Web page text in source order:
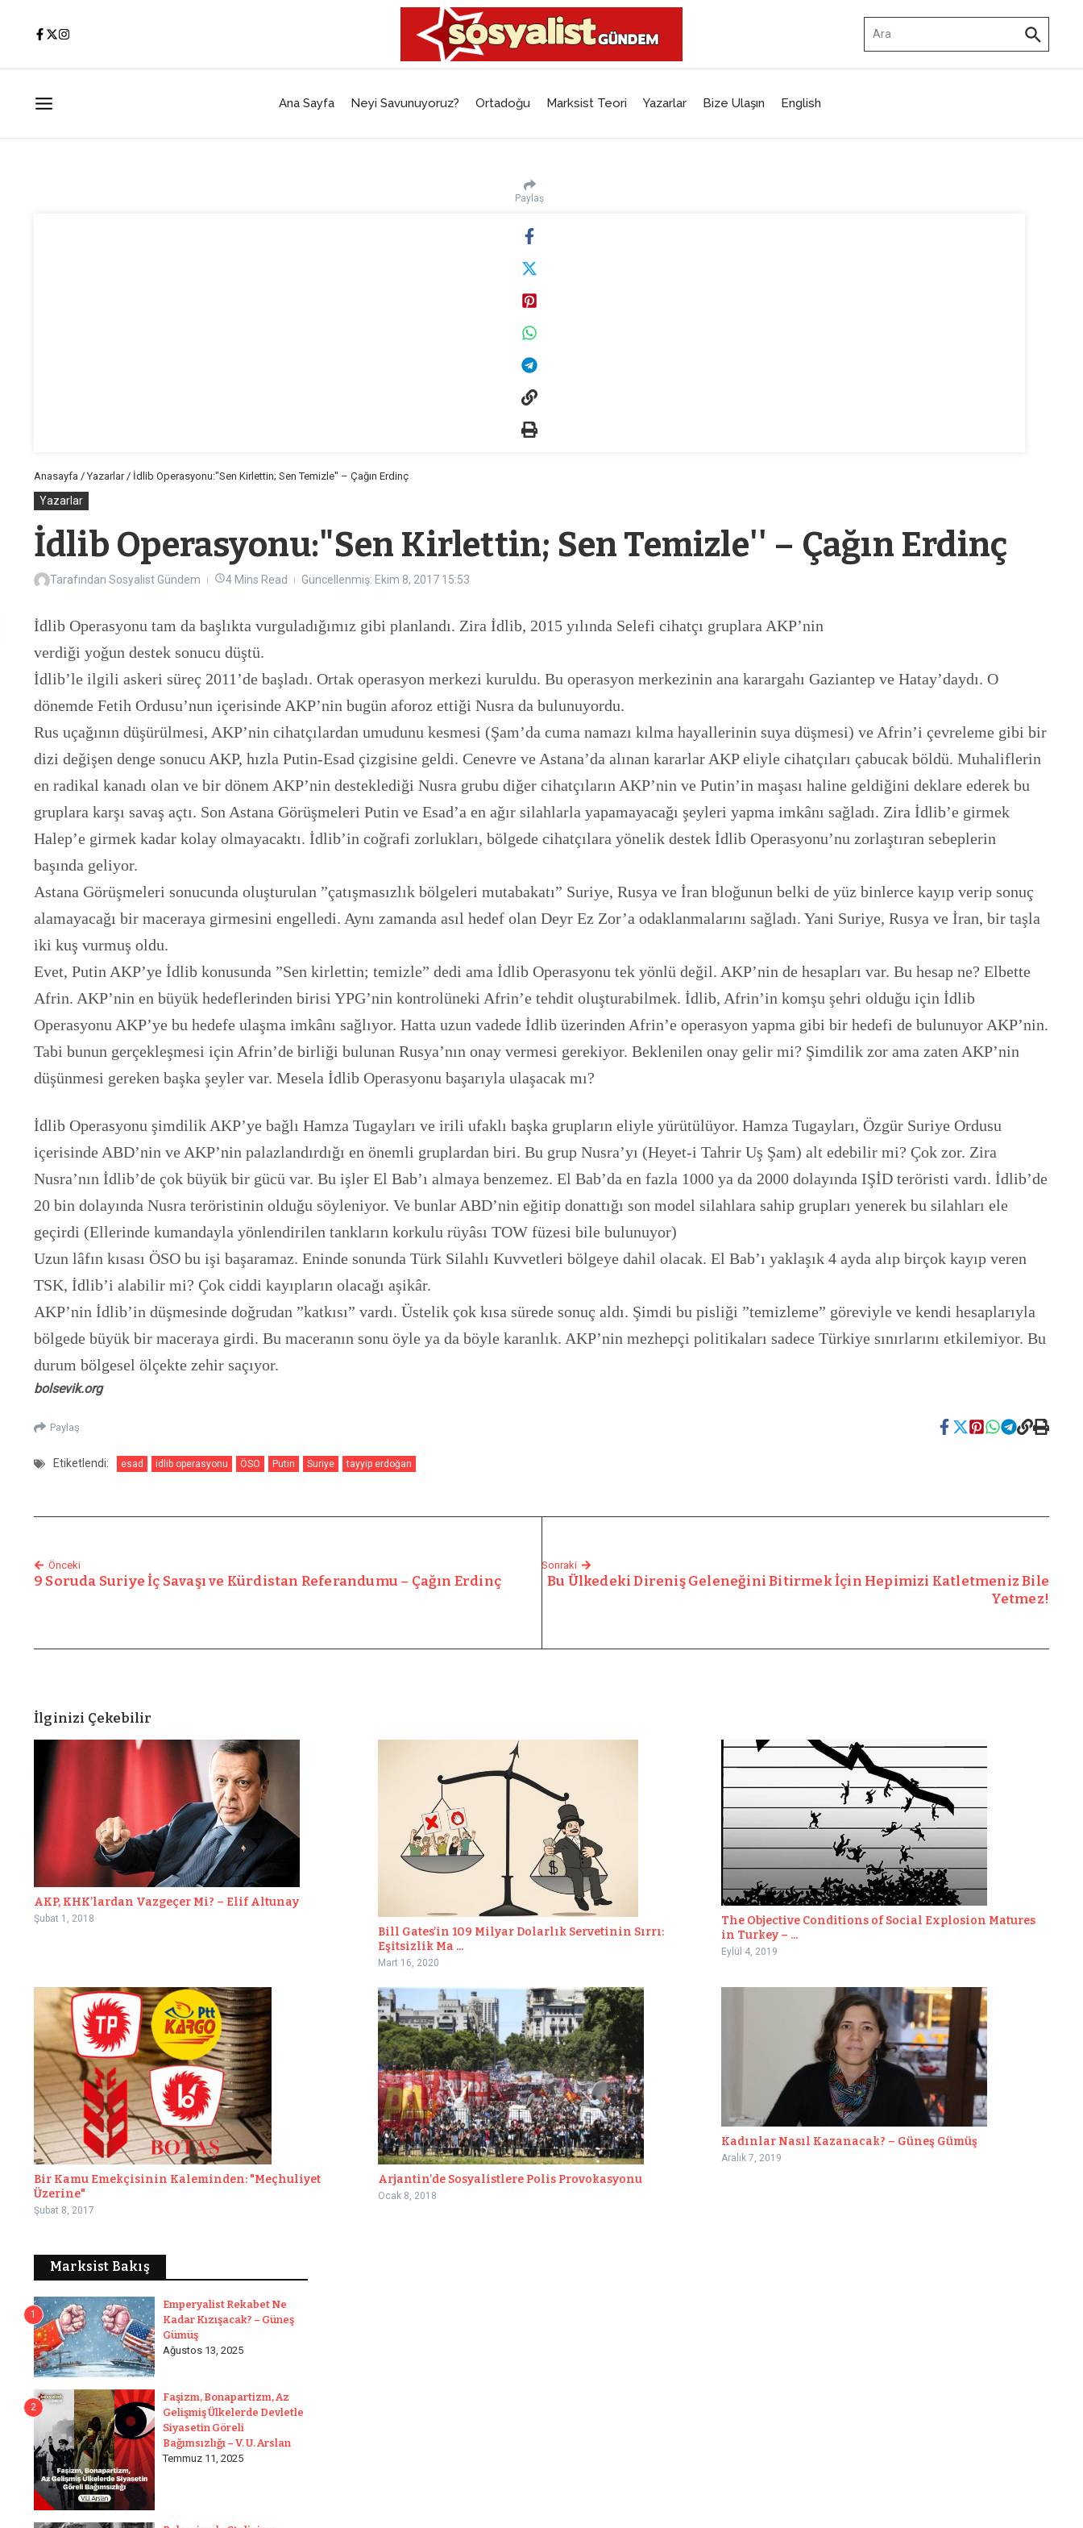
Ana Sayfa Neyi Savunuyoruz? Ortadoğu Marksist Teori Yazarlar Bize Ulaşın English
Paylaş
Anasayfa /Yazarlar/ İdlib Operasyonu:"Sen Kirlettin; Sen Temizle'' – Çağın Erdinç
Yazarlar
İdlib Operasyonu:"Sen Kirlettin; Sen Temizle'' – Çağın Erdinç
Tarafından Sosyalist Gündem 4 Mins Read Güncellenmiş: Ekim 8, 2017 15:53
İdlib Operasyonu tam da başlıkta vurguladığımız gibi planlandı. Zira İdlib, 2015 yılında Selefi cihatçı gruplara AKP’nin
verdiği yoğun destek sonucu düştü.
İdlib’le ilgili askeri süreç 2011’de başladı. Ortak operasyon merkezi kuruldu. Bu operasyon merkezinin ana karargahı Gaziantep ve Hatay’daydı. O
dönemde Fetih Ordusu’nun içerisinde AKP’nin bugün aforoz ettiği Nusra da bulunuyordu.
Rus uçağının düşürülmesi, AKP’nin cihatçılardan umudunu kesmesi (Şam’da cuma namazı kılma hayallerinin suya düşmesi) ve Afrin’i çevreleme gibi bir
dizi değişen denge sonucu AKP, hızla Putin-Esad çizgisine geldi. Cenevre ve Astana’da alınan kararlar AKP eliyle cihatçıları çabucak böldü. Muhaliflerin
en radikal kanadı olan ve bir dönem AKP’nin desteklediği Nusra grubu diğer cihatçıların AKP’nin ve Putin’in maşası haline geldiğini deklare ederek bu
gruplara karşı savaş açtı. Son Astana Görüşmeleri Putin ve Esad’a en ağır silahlarla yapamayacağı şeyleri yapma imkânı sağladı. Zira İdlib’e girmek
Halep’e girmek kadar kolay olmayacaktı. İdlib’in coğrafi zorlukları, bölgede cihatçılara yönelik destek İdlib Operasyonu’nu zorlaştıran sebeplerin
başında geliyor.
Astana Görüşmeleri sonucunda oluşturulan ”çatışmasızlık bölgeleri mutabakatı” Suriye, Rusya ve İran bloğunun belki de yüz binlerce kayıp verip sonuç
alamayacağı bir maceraya girmesini engelledi. Aynı zamanda asıl hedef olan Deyr Ez Zor’a odaklanmalarını sağladı. Yani Suriye, Rusya ve İran, bir taşla
iki kuş vurmuş oldu.
Evet, Putin AKP’ye İdlib konusunda ”Sen kirlettin; temizle” dedi ama İdlib Operasyonu tek yönlü değil. AKP’nin de hesapları var. Bu hesap ne? Elbette
Afrin. AKP’nin en büyük hedeflerinden birisi YPG’nin kontrolüneki Afrin’e tehdit oluşturabilmek. İdlib, Afrin’in komşu şehri olduğu için İdlib
Operasyonu AKP’ye bu hedefe ulaşma imkânı sağlıyor. Hatta uzun vadede İdlib üzerinden Afrin’e operasyon yapma gibi bir hedefi de bulunuyor AKP’nin.
Tabi bunun gerçekleşmesi için Afrin’de birliği bulunan Rusya’nın onay vermesi gerekiyor. Beklenilen onay gelir mi? Şimdilik zor ama zaten AKP’nin
düşünmesi gereken başka şeyler var. Mesela İdlib Operasyonu başarıyla ulaşacak mı?
İdlib Operasyonu şimdilik AKP’ye bağlı Hamza Tugayları ve irili ufaklı başka grupların eliyle yürütülüyor. Hamza Tugayları, Özgür Suriye Ordusu
içerisinde ABD’nin ve AKP’nin palazlandırdığı en önemli gruplardan biri. Bu grup Nusra’yı (Heyet-i Tahrir Uş Şam) alt edebilir mi? Çok zor. Zira
Nusra’nın İdlib’de çok büyük bir gücü var. Bu işler El Bab’ı almaya benzemez. El Bab’da en fazla 1000 ya da 2000 dolayında IŞİD teröristi vardı. İdlib’de
20 bin dolayında Nusra teröristinin olduğu söyleniyor. Ve bunlar ABD’nin eğitip donattığı son model silahlara sahip grupları yenerek bu silahları ele
geçirdi (Ellerinde kumandayla yönlendirilen tankların korkulu rüyâsı TOW füzesi bile bulunuyor)
Uzun lâfın kısası ÖSO bu işi başaramaz. Eninde sonunda Türk Silahlı Kuvvetleri bölgeye dahil olacak. El Bab’ı yaklaşık 4 ayda alıp birçok kayıp veren
TSK, İdlib’i alabilir mi? Çok ciddi kayıpların olacağı aşikâr.
AKP’nin İdlib’in düşmesinde doğrudan ”katkısı” vardı. Üstelik çok kısa sürede sonuç aldı. Şimdi bu pisliği ”temizleme” göreviyle ve kendi hesaplarıyla
bölgede büyük bir maceraya girdi. Bu maceranın sonu öyle ya da böyle karanlık. AKP’nin mezhepçi politikaları sadece Türkiye sınırlarını etkilemiyor. Bu
durum bölgesel ölçekte zehir saçıyor.
bolsevik.org
Paylaş
Etiketlendi: esad idlib operasyonu ÖSO Putin Suriye tayyip erdoğan
Önceki
9 Soruda Suriye İç Savaşı ve Kürdistan Referandumu – Çağın Erdinç
Sonraki
Bu Ülkedeki Direniş Geleneğini Bitirmek İçin Hepimizi Katletmeniz Bile
Yetmez!
İlginizi Çekebilir
AKP, KHK’lardan Vazgeçer Mi? – Elif Altunay
Şubat 1, 2018
Bill Gates’in 109 Milyar Dolarlık Servetinin Sırrı:
Eşitsizlik Ma ...
Mart 16, 2020
The Objective Conditions of Social Explosion Matures
in Turkey – ...
Eylül 4, 2019
Bir Kamu Emekçisinin Kaleminden: "Meçhuliyet
Üzerine"
Şubat 8, 2017
Arjantin’de Sosyalistlere Polis Provokasyonu
Ocak 8, 2018
Kadınlar Nasıl Kazanacak? – Güneş Gümüş
Aralık 7, 2019
Marksist Bakış
1
Emperyalist Rekabet Ne
Kadar Kızışacak? – Güneş
Gümüş
Ağustos 13, 2025
2
Faşizm, Bonapartizm, Az
Gelişmiş Ülkelerde Devletle
Siyasetin Göreli
Bağımsızlığı – V. U. Arslan
Temmuz 11, 2025